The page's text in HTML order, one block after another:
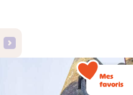
Mes
favoris